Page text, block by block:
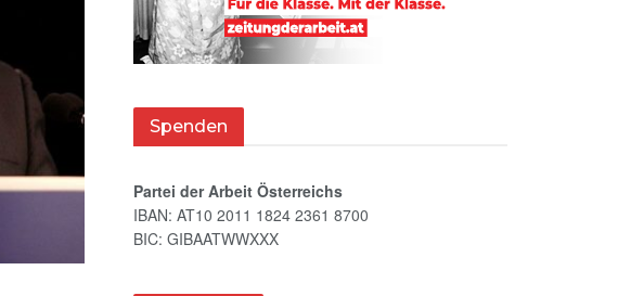
Spenden
Partei der Arbeit Österreichs
IBAN: AT10 2011 1824 2361 8700
BIC: GIBAATWWXXX